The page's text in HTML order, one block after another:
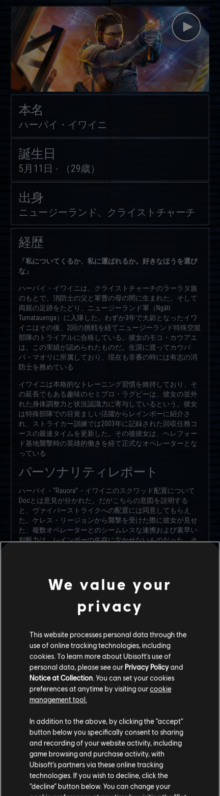
本名
ハーパイ・イワイニ
誕生日
5月11日 - （29歳）
出身
ニュージーランド、クライストチャーチ
経歴
「私についてくるか、私に運ばれるか。好きなほうを選び
な」
ハーパイ・イワイニは、クライストチャーチのラーラタ族
のもとで、消防士の父と軍曹の母の間に生まれた。そして
両親の足跡をたどり、ニュージーランド軍（Ngāti
Tumatauenga）に入隊した。わずか3年で大尉となったイワ
イニはその後、2回の挑戦を経てニュージーランド特殊空挺
部隊のトライアルに合格している。彼女のモコ・カウアエ
は、この実績が認められたものだ。生涯に渡ってカウパ
パ・マオリに所属しており、現在も非番の時には有志の消
防士を務めている
イワイニは本格的なトレーニング習慣を維持しており、そ
の延長でもある趣味のセミプロ・ラグビーは、彼女の並外
れた身体調整力と状況認識力に寄与しているという。彼女
は特殊部隊での目覚ましい活躍からレインボーに紹介さ
れ、ストライカー訓練では2003年に記録された回収任務コ
ースの最速タイムを更新した。その後彼女は、ヘレフォー
ド基地襲撃時の英雄的働きを経て正式なオペレーターとな
っている
パーソナリティレポート
ハーパイ・“Rauora”・イワイニのスクワッド配置について
Docとは意見が分かれた。だがこちらの意図を説明する
と、ヴァイパーストライクへの配置には同意してもらえ
た。ケレス・リージョンから襲撃を受けた際に彼女が見せ
た、複数オペレーターとのシームレスな連携および素早い
判断力は、レインボーの生存に欠かせないものだった。そ
一見すると慎重さと強さを備えているRauoraだが、その下
には注意すべき脆さもある。インタビューの間、彼女は夫
や息子たち、そして自分の「イウィ」、すなわち部族につ
いてたっぷりと話していた。ホームシックにかかる新人オ
に変えて戦っている。VIPの警護任務に就いたRauoraは、迷
うことなくその身を挺して対象を守ろうとした。自分のス
キルと耐久力を信じた結果だと本人は言っているが、実際
のところは、自分の安全よりも正しいことを優先すること
に関して、他者への信頼が欠けているためではないかと思
っている。Rauoraの作戦成功率が物語っているが、彼女の
この性質については注意が必要だ
がちだが、戦闘がどれだけ激化しようと、彼女は冷静さを
失わない。彼女はそれを「ファカパパ」、すなわち血脈か
ら受け継いだものだとしており、それを鍛えて稀有な本能
を培ったのだという。とはいえ私にとって重要なのは、彼
女がどんなスキルを持っているかと、それがどうスクワッ
ドのためになるかという点だ[…]
Rauoraはチームに馴染み始め、SASとの合同作戦中に親交
We value your
privacy
This website processes personal data through the
use of online tracking technologies, including
cookies. To learn more about Ubisoft's use of
personal data, please see our Privacy Policyand
Notice at Collection . You can set your cookies
preferences at anytime by visiting ourcookie
management tool.
In addition to the above, by clicking the “accept”
button below you specifically consent to sharing
and recording of your website activity, including
game browsing and purchase activity, with
Ubisoft’s partners via these online tracking
technologies. If you wish to decline, click the
“decline” button below. You can change your